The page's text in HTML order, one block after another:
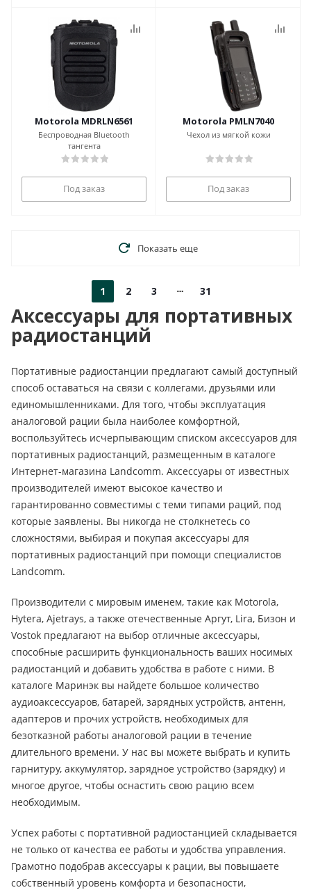
Motorola MDRLN6561
Беспроводная Bluetooth
тангента
Под заказ
Motorola PMLN7040
Чехол из мягкой кожи
Под заказ
Показать еще
1 2 3 31
Аксессуары для портативных
радиостанций
Портативные радиостанции предлагают самый доступный
способ оставаться на связи с коллегами, друзьями или
единомышленниками. Для того, чтобы эксплуатация
аналоговой рации была наиболее комфортной,
воспользуйтесь исчерпывающим списком аксессуаров для
портативных радиостанций, размещенным в каталоге
Интернет-магазина Landcomm. Аксессуары от известных
производителей имеют высокое качество и
гарантированно совместимы с теми типами раций, под
которые заявлены. Вы никогда не столкнетесь со
сложностями, выбирая и покупая аксессуары для
портативных радиостанций при помощи специалистов
Landcomm.
Производители с мировым именем, такие как Motorola,
Hytera, Ajetrays, а также отечественные Аргут, Lira, Бизон и
Vostok предлагают на выбор отличные аксессуары,
способные расширить функциональность ваших носимых
радиостанций и добавить удобства в работе с ними. В
каталоге Маринэк вы найдете большое количество
аудиоаксессуаров, батарей, зарядных устройств, антенн,
адаптеров и прочих устройств, необходимых для
безотказной работы аналоговой рации в течение
длительного времени. У нас вы можете выбрать и купить
гарнитуру, аккумулятор, зарядное устройство (зарядку) и
многое другое, чтобы оснастить свою рацию всем
необходимым.
Успех работы с портативной радиостанцией складывается
не только от качества ее работы и удобства управления.
Грамотно подобрав аксессуары к рации, вы повышаете
собственный уровень комфорта и безопасности,